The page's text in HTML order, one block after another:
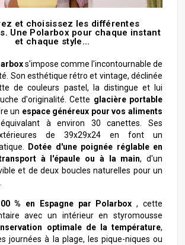
et choisissez les différentes
Une Polarbox pour chaque instant
et chaque style…
s'impose comme l'incontournable de
Son esthétique rétro et vintage, déclinée
de couleurs pastel, la distingue et lui
d'originalité. Cette glacière portable
un espace généreux pour vos aliments
à environ 30 canettes. Ses
de 39x29x24 en font un
Dotée d'une poignée réglable en
à l'épaule ou à la main, d'un
et de deux boucles naturelles pour un
% en Espagne par Polarbox, cette
avec un intérieur en styromousse
optimale de la température,
journées à la plage, les pique-niques ou